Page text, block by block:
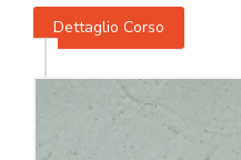
Dettaglio Corso